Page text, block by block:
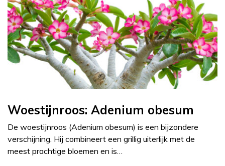
Woestijnroos: Adenium obesum
De woestijnroos (Adenium obesum) is een bijzondere
verschijning. Hij combineert een grillig uiterlijk met de
meest prachtige bloemen en is…